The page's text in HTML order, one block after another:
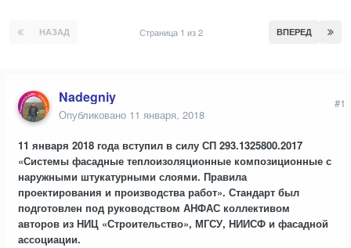
НАЗАД ВПЕРЕД
Страница 1 из 2
Nadegniy
Опубликовано 11 января, 2018
#1
11 января 2018 года вступил в силу СП 293.1325800.2017
«Системы фасадные теплоизоляционные композиционные с
наружными штукатурными слоями. Правила
проектирования и производства работ». Стандарт был
подготовлен под руководством АНФАС коллективом
авторов из НИЦ «Строительство», МГСУ, НИИСФ и фасадной
ассоциации.